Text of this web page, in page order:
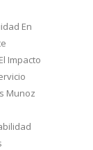
En
Impacto
Munoz